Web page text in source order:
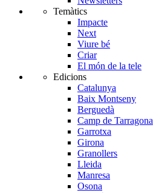
Temàtics
Impacte
Next
Viure bé
Criar
El món de la tele
Edicions
Catalunya
Baix Montseny
Berguedà
Camp de Tarragona
Garrotxa
Girona
Granollers
Lleida
Manresa
Osona